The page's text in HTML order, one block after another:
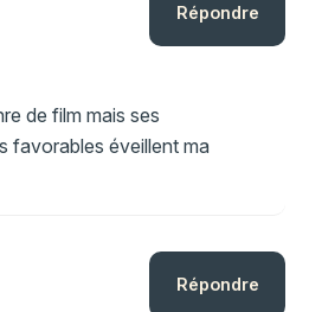
de film mais ses
favorables éveillent ma
Répondre
Répondre